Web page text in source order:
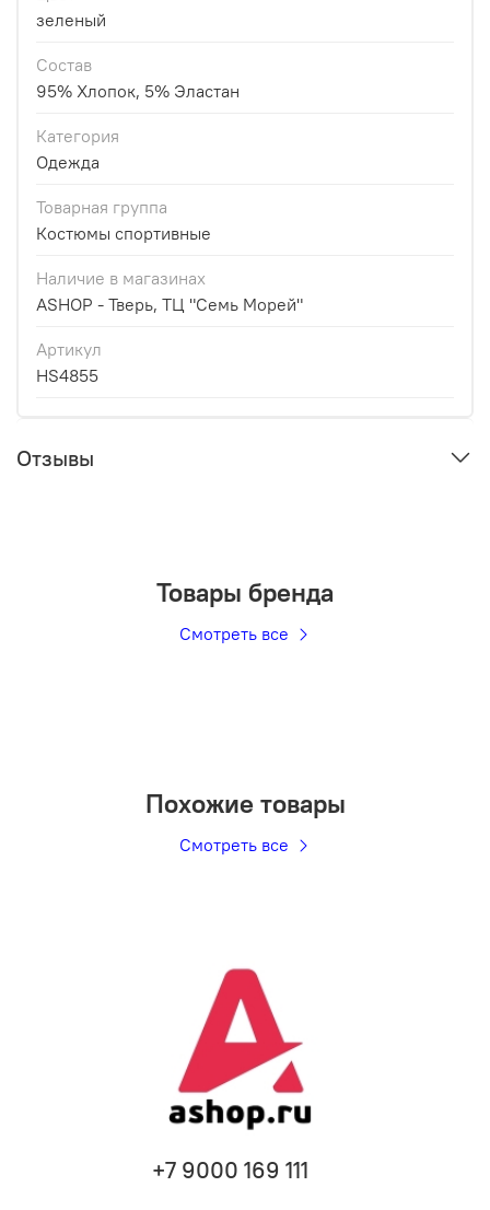
зеленый
Состав
95% Хлопок, 5% Эластан
Категория
Одежда
Товарная группа
Костюмы спортивные
Наличие в магазинах
ASHOP - Тверь, ТЦ "Семь Морей"
Артикул
HS4855
Отзывы
Товары бренда
Смотреть все
Похожие товары
Смотреть все
+7 9000 169 111